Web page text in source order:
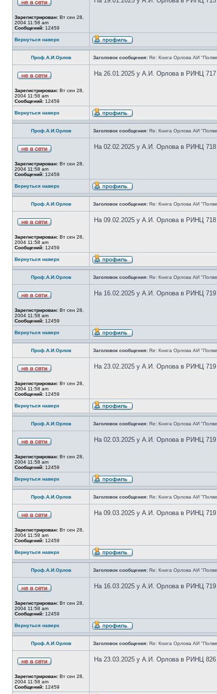
Зарегистрирован: Вт сен 28,
2004 11:58 am
Сообщений: 12459
Вернуться наверх
Проф.А.И.Орлов Заголовок сообщения: Re: Книга Орлова АИ
Зарегистрирован: Вт сен 28,
2004 11:58 am
Сообщений: 12459
На 26.01.2025 у А.И. Орлова в РИНЦ 717
Вернуться наверх
Проф.А.И.Орлов Заголовок сообщения: Re: Книга Орлова АИ
Зарегистрирован: Вт сен 28,
2004 11:58 am
Сообщений: 12459
На 02.02.2025 у А.И. Орлова в РИНЦ 718
Вернуться наверх
Проф.А.И.Орлов Заголовок сообщения: Re: Книга Орлова АИ
Зарегистрирован: Вт сен 28,
2004 11:58 am
Сообщений: 12459
На 09.02.2025 у А.И. Орлова в РИНЦ 718
Вернуться наверх
Проф.А.И.Орлов Заголовок сообщения: Re: Книга Орлова АИ
Зарегистрирован: Вт сен 28,
2004 11:58 am
Сообщений: 12459
На 16.02.2025 у А.И. Орлова в РИНЦ 719
Вернуться наверх
Проф.А.И.Орлов Заголовок сообщения: Re: Книга Орлова АИ
Зарегистрирован: Вт сен 28,
2004 11:58 am
Сообщений: 12459
На 23.02.2025 у А.И. Орлова в РИНЦ 719
Вернуться наверх
Проф.А.И.Орлов Заголовок сообщения: Re: Книга Орлова АИ
Зарегистрирован: Вт сен 28,
2004 11:58 am
Сообщений: 12459
На 02.03.2025 у А.И. Орлова в РИНЦ 719
Вернуться наверх
Проф.А.И.Орлов Заголовок сообщения: Re: Книга Орлова АИ
Зарегистрирован: Вт сен 28,
2004 11:58 am
Сообщений: 12459
На 09.03.2025 у А.И. Орлова в РИНЦ 719
Вернуться наверх
Проф.А.И.Орлов Заголовок сообщения: Re: Книга Орлова АИ
Зарегистрирован: Вт сен 28,
2004 11:58 am
Сообщений: 12459
На 16.03.2025 у А.И. Орлова в РИНЦ 719
Вернуться наверх
Проф.А.И.Орлов Заголовок сообщения: Re: Книга Орлова АИ
Зарегистрирован: Вт сен 28,
2004 11:58 am
Сообщений: 12459
На 23.03.2025 у А.И. Орлова в РИНЦ 826